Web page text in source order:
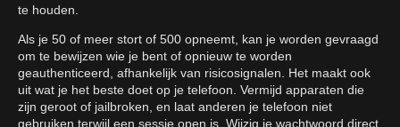
te houden.
Als je 50 of meer stort of 500 opneemt, kan je worden gevraagd
om te bewijzen wie je bent of opnieuw te worden
geauthenticeerd, afhankelijk van risicosignalen. Het maakt ook
uit wat je het beste doet op je telefoon. Vermijd apparaten die
zijn geroot of jailbroken, en laat anderen je telefoon niet
gebruiken terwijl een sessie open is. Wijzig je wachtwoord direct,